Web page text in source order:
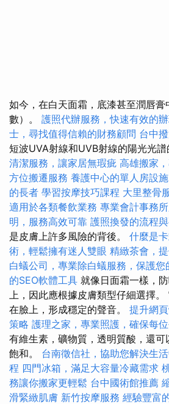
如今，在白天面霜，底漆甚至潤唇膏
數）。 護照代辦服務，快速有效的
士，尋找值得信賴的財務顧問 台中
短波UVA射線和UVB射線的陽光光譜
清潔服務，讓家居無瑕疵 高雄搬家
方位搬遷服務 養護中心的單人房設
的長者 學習按摩技巧課程 大里整骨
適用於各類餐飲業務 專業會計事務
明，服務高效可靠 護照換發的流程
是皮膚上許多風險的背後。 什麼是
術，輕鬆擁有迷人雙眼 精緻茶會，
白蟻公司，專業除白蟻服務，保護
的SEO軟體工具 就像日面霜一樣，
上，因此應根據皮膚類型仔細選擇
在臉上，形成穩定的聲音。 提升網
策略 護理之家，專業照護，確保每
有維生素，礦物質，透明質酸，還
飽和。 台南徵信社，協助您解決生
程 四門冰箱，滿足大容量冷藏需求
務讓你搬家更輕鬆 台中國術館推薦
滑緊緻肌膚 新竹按摩服務 經驗豐富